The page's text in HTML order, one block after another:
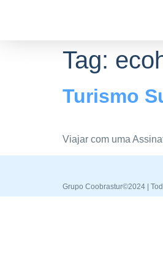
Tag:
Turismo
Viajar com uma
Grupo Coobrastur©2024 |